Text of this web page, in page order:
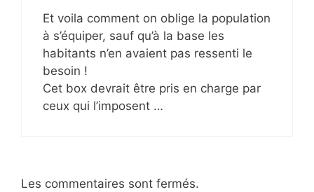
Et voila comment on oblige la population
à s’équiper, sauf qu’à la base les
habitants n’en avaient pas ressenti le
besoin !
Cet box devrait être pris en charge par
ceux qui l’imposent …
Les commentaires sont fermés.